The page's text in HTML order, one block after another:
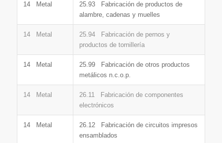
14 Metal
25.93 Fabricación de productos de
alambre, cadenas y muelles
14 Metal
25.94 Fabricación de pernos y
productos de tornillería
14 Metal
25.99 Fabricación de otros productos
metálicos n.c.o.p.
14 Metal
26.11 Fabricación de componentes
electrónicos
14 Metal
26.12 Fabricación de circuitos impresos
ensamblados